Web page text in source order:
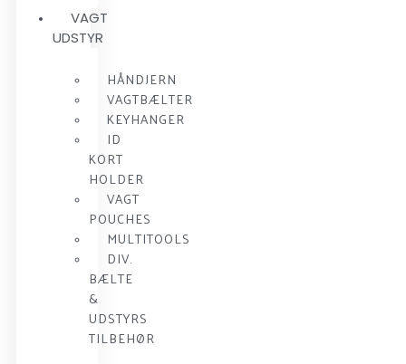
VAGT
UDSTYR
HÅNDJERN
VAGTBÆLTER
KEYHANGER
ID
KORT
HOLDER
VAGT
POUCHES
MULTITOOLS
DIV.
BÆLTE
&
UDSTYRS
TILBEHØR